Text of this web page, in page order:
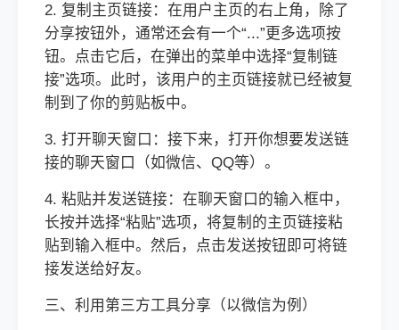
2. 复制主页链接：在用户主页的右上角，除了
分享按钮外，通常还会有一个“...”更多选项按
钮。点击它后，在弹出的菜单中选择“复制链
接”选项。此时，该用户的主页链接就已经被复
制到了你的剪贴板中。
3. 打开聊天窗口：接下来，打开你想要发送链
接的聊天窗口（如微信、QQ等）。
4. 粘贴并发送链接：在聊天窗口的输入框中，
长按并选择“粘贴”选项，将复制的主页链接粘
贴到输入框中。然后，点击发送按钮即可将链
接发送给好友。
三、利用第三方工具分享（以微信为例）